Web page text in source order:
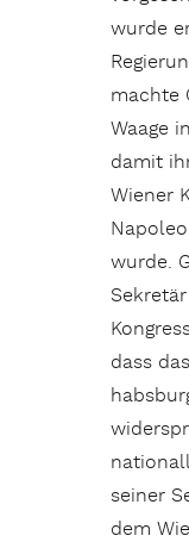
wurde
machte
Waage
damit
Wiener
wurde.
dass
seiner
dem